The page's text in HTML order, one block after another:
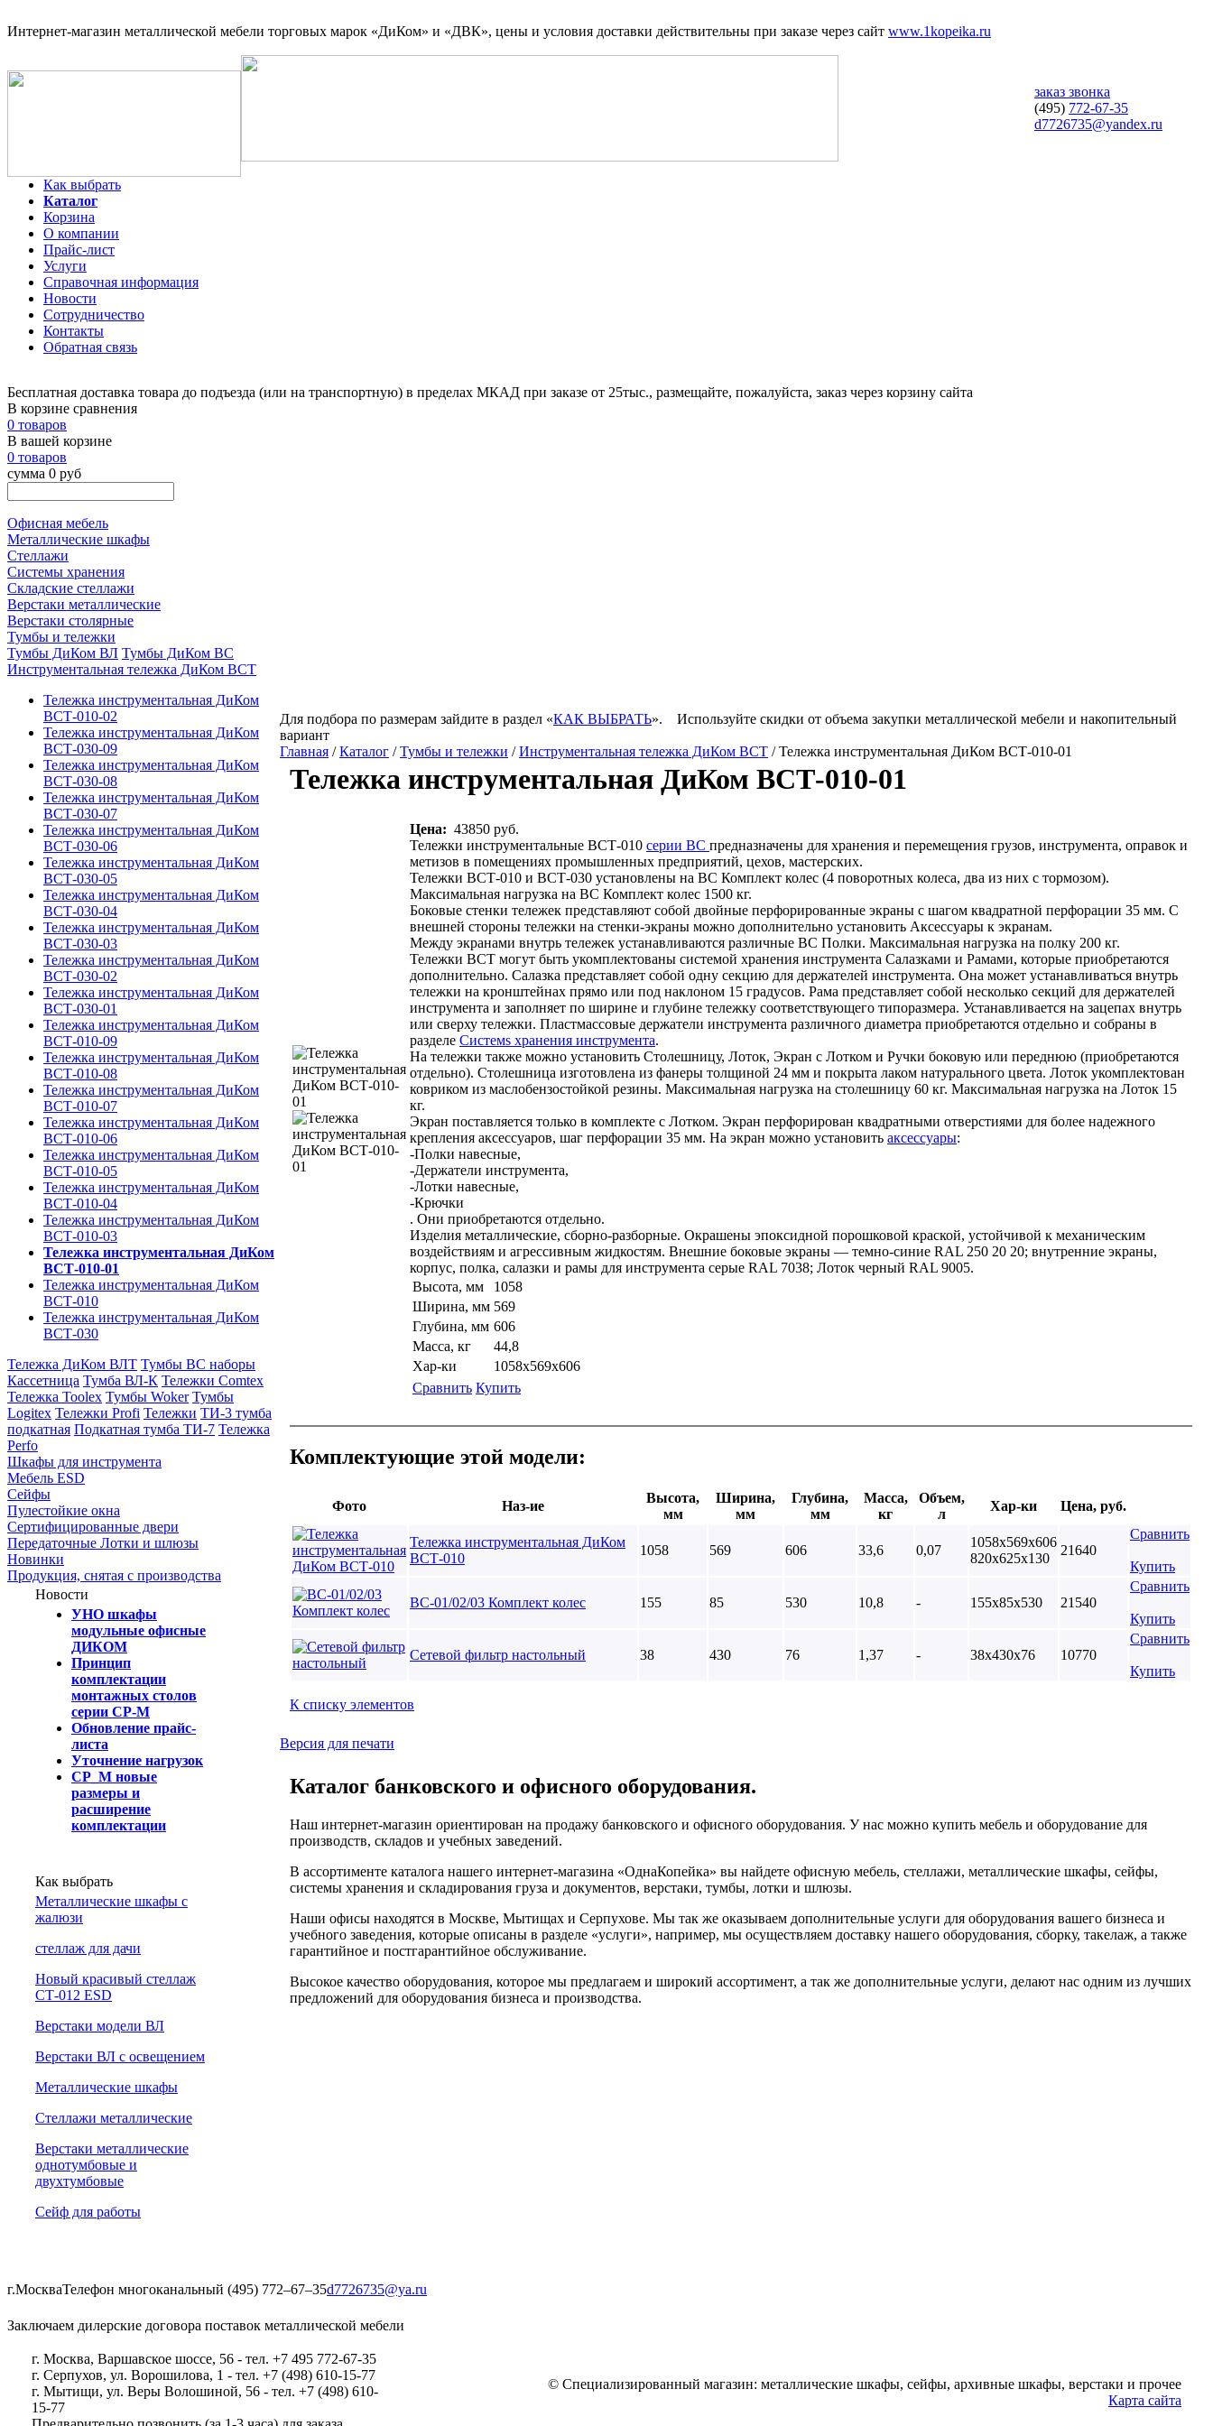
Интернет-магазин металлической мебели торговых марок «ДиКом» и «ДВК», цены и условия доставки действительны при заказе через сайт www.1kopeika.ru
заказ звонка
(495) 772-67-35
d7726735@yandex.ru
Как выбрать
Каталог
Корзина
О компании
Прайс-лист
Услуги
Справочная информация
Новости
Сотрудничество
Контакты
Обратная связь
Бесплатная доставка товара до подъезда (или на транспортную) в пределах МКАД при заказе от 25тыс., размещайте, пожалуйста, заказ через корзину сайта
В корзине сравнения
0 товаров
В вашей корзине
0 товаров
сумма 0 руб
Офисная мебель
Металлические шкафы
Стеллажи
Системы хранения
Складские стеллажи
Верстаки металлические
Верстаки столярные
Тумбы и тележки
Тумбы ДиКом ВЛ Тумбы ДиКом ВС
Инструментальная тележка ДиКом ВСТ
Тележка инструментальная ДиКом
ВСТ-010-02
Тележка инструментальная ДиКом
ВСТ-030-09
Тележка инструментальная ДиКом
ВСТ-030-08
Тележка инструментальная ДиКом
ВСТ-030-07
Тележка инструментальная ДиКом
ВСТ-030-06
Тележка инструментальная ДиКом
ВСТ-030-05
Тележка инструментальная ДиКом
ВСТ-030-04
Тележка инструментальная ДиКом
ВСТ-030-03
Тележка инструментальная ДиКом
ВСТ-030-02
Тележка инструментальная ДиКом
ВСТ-030-01
Тележка инструментальная ДиКом
ВСТ-010-09
Тележка инструментальная ДиКом
ВСТ-010-08
Тележка инструментальная ДиКом
ВСТ-010-07
Тележка инструментальная ДиКом
ВСТ-010-06
Тележка инструментальная ДиКом
ВСТ-010-05
Тележка инструментальная ДиКом
ВСТ-010-04
Тележка инструментальная ДиКом
ВСТ-010-03
Тележка инструментальная ДиКом
ВСТ-010-01
Тележка инструментальная ДиКом
ВСТ-010
Тележка инструментальная ДиКом
ВСТ-030
Тележка ДиКом ВЛТ Тумбы ВС наборы
Кассетница Тумба ВЛ-К Тележки Comtex
Тележка Toolex Тумбы Woker Тумбы
Logitex Тележки Profi Тележки ТИ-3 тумба
подкатная Подкатная тумба ТИ-7 Тележка
Perfo
Шкафы для инструмента
Мебель ESD
Сейфы
Пулестойкие окна
Сертифицированные двери
Передаточные Лотки и шлюзы
Новинки
Продукция, снятая с производства
Новости
УНО шкафы
модульные офисные
ДИКОМ
Принцип
комплектации
монтажных столов
серии СР-М
Обновление прайс-
листа
Уточнение нагрузок
СР_М новые
размеры и
расширение
комплектации
Как выбрать
Металлические шкафы с
жалюзи
cтеллаж для дачи
Новый красивый стеллаж
СТ-012 ESD
Верстаки модели ВЛ
Верстаки ВЛ с освещением
Металлические шкафы
Стеллажи металлические
Верстаки металлические
однотумбовые и
двухтумбовые
Сейф для работы
Для подбора по размерам зайдите в раздел «КАК ВЫБРАТЬ».
Используйте скидки от объема закупки металлической мебели и накопительный
вариант
Главная /Каталог /Тумбы и тележки /Инструментальная тележка ДиКом ВСТ / Тележка инструментальная ДиКом ВСТ-010-01
Тележка инструментальная ДиКом ВСТ-010-01
Цена: 43850 руб.
Тележки инструментальные ВСТ-010 серии ВС предназначены для хранения и перемещения грузов, инструмента, оправок и
метизов в помещениях промышленных предприятий, цехов, мастерских.
Тележки ВСТ-010 и ВСТ-030 установлены на ВС Комплект колес (4 поворотных колеса, два из них с тормозом).
Максимальная нагрузка на ВС Комплект колес 1500 кг.
Боковые стенки тележек представляют собой двойные перфорированные экраны с шагом квадратной перфорации 35 мм. С
внешней стороны тележки на стенки-экраны можно дополнительно установить Аксессуары к экранам.
Между экранами внутрь тележек устанавливаются различные ВС Полки. Максимальная нагрузка на полку 200 кг.
Тележки ВСТ могут быть укомплектованы системой хранения инструмента Салазками и Рамами, которые приобретаются
дополнительно. Салазка представляет собой одну секцию для держателей инструмента. Она может устанавливаться внутрь
тележки на кронштейнах прямо или под наклоном 15 градусов. Рама представляет собой несколько секций для держателей
инструмента и заполняет по ширине и глубине тележку соответствующего типоразмера. Устанавливается на зацепах внутрь
или сверху тележки. Пластмассовые держатели инструмента различного диаметра приобретаются отдельно и собраны в
разделе Системs хранения инструмента.
На тележки также можно установить Столешницу, Лоток, Экран с Лотком и Ручки боковую или переднюю (приобретаются
отдельно). Столешница изготовлена из фанеры толщиной 24 мм и покрыта лаком натурального цвета. Лоток укомплектован
ковриком из маслобензостойкой резины. Максимальная нагрузка на столешницу 60 кг. Максимальная нагрузка на Лоток 15
кг.
Экран поставляется только в комплекте с Лотком. Экран перфорирован квадратными отверстиями для более надежного
крепления аксессуаров, шаг перфорации 35 мм. На экран можно установить аксессуары:
-Полки навесные,
-Держатели инструмента,
-Лотки навесные,
-Крючки
. Они приобретаются отдельно.
Изделия металлические, сборно-разборные. Окрашены эпоксидной порошковой краской, устойчивой к механическим
воздействиям и агрессивным жидкостям. Внешние боковые экраны — темно-синие RAL 250 20 20; внутренние экраны,
корпус, полка, салазки и рамы для инструмента серые RAL 7038; Лоток черный RAL 9005.
Высота, мм
1058
Ширина, мм 569
Глубина, мм 606
Масса, кг
44,8
Хар-ки
1058х569х606
Сравнить Купить
Комплектующие этой модели:
Фото Наз-ие
Высота,
мм
Ширина,
мм
Глубина,
мм
Масса,
кг
Объем,
л
Хар-ки Цена, руб.
Тележка инструментальная ДиКом
ВСТ-010
1058 569 606 33,6 0,07
1058х569х606
820х625х130
21640
Сравнить
Купить
ВС-01/02/03 Комплект колес 155 85 530 10,8 - 155х85х530 21540
Сравнить
Купить
Сетевой фильтр настольный 38 430 76 1,37 - 38х430х76 10770
Сравнить
Купить
К списку элементов
Версия для печати
Каталог банковского и офисного оборудования.
Наш интернет-магазин ориентирован на продажу банковского и офисного оборудования. У нас можно купить мебель и оборудование для
производств, складов и учебных заведений.
В ассортименте каталога нашего интернет-магазина «ОднаКопейка» вы найдете офисную мебель, стеллажи, металлические шкафы, сейфы,
системы хранения и складирования груза и документов, верстаки, тумбы, лотки и шлюзы.
Наши офисы находятся в Москве, Мытищах и Серпухове. Мы так же оказываем дополнительные услуги для оборудования вашего бизнеса и
учебного заведения, которые описаны в разделе «услуги», например, мы осуществляем доставку нашего оборудования, сборку, такелаж, а также
гарантийное и постгарантийное обслуживание.
Высокое качество оборудования, которое мы предлагаем и широкий ассортимент, а так же дополнительные услуги, делают нас одним из лучших
предложений для оборудования бизнеса и производства.
г.МоскваТелефон многоканальный (495) 772‒67‒35d7726735@ya.ru
Заключаем дилерские договора поставок металлической мебели
г. Москва, Варшавское шоссе, 56 - тел. +7 495 772-67-35
г. Серпухов, ул. Ворошилова, 1 - тел. +7 (498) 610-15-77
г. Мытищи, ул. Веры Волошиной, 56 - тел. +7 (498) 610-
15-77
© Специализированный магазин: металлические шкафы, сейфы, архивные шкафы, верстаки и прочее
Карта сайта